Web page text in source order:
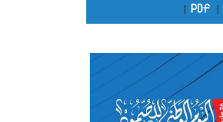
|
PDF
|